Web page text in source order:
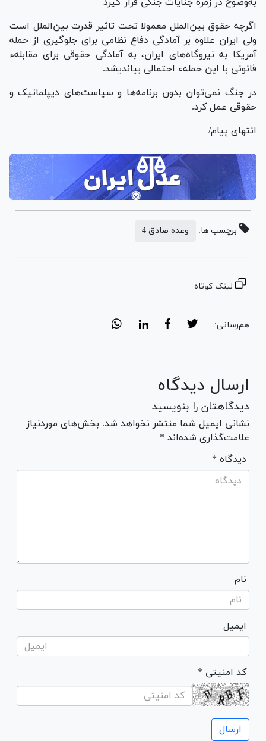
اگرچه حقوق بین‌الملل معمولا تحت تاثیر قدرت بین‌الملل است
ولی ایران علاوه بر آمادگی دفاع نظامی برای جلوگیری از حمله
آمریکا به نیروگاه‌های ایران، به آمادگی حقوقی برای مقابلهء
قانونی با این حملهء احتمالی بیاندیشد.
در جنگ نمی‌توان بدون برنامه‌ها و سیاست‌های دیپلماتیک و
حقوقی عمل کرد.
انتهای پیام/
برچسب ها: وعده صادق 4
لینک کوتاه
هم‌رسانی:
ارسال دیدگاه
دیدگاهتان را بنویسید
نشانی ایمیل شما منتشر نخواهد شد. بخش‌های موردنیاز
علامت‌گذاری شده‌اند *
* دیدگاه
نام
ایمیل
* کد امنیتی